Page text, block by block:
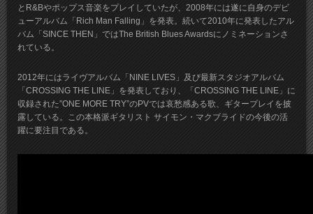
とR&Bやポップス音楽をプレイしていたが、2008年には遂に自身のデビ
ューアルバム「Rich Man Falling」を発表。続いて2010年に発表したアル
バム「SINCE THEN」ではThe British Blues Awardsにノミネーションさ
れている。
2012年にはライヴアルバム「NINE LIVES」及び最新スタジオアルバム
「CROSSING THE LINE」を発表しており、「CROSSING THE LINE」に
収録された”ONE MORE TRY”のPVでは哀愁感ある歌、ギタープレイを披
露している。この本格派ギタリスト サイモン・マクブライドの今後の活
躍に要注目である。